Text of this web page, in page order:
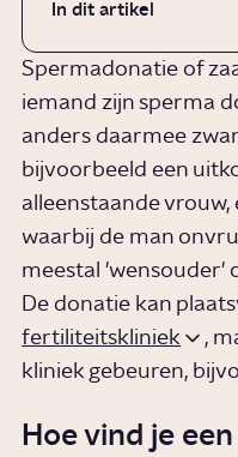
In dit artikel
Spermadonatie of
iemand zijn sperma
anders daarmee
bijvoorbeeld een
alleenstaande vrouw,
waarbij de man
meestal 'wensouder'
De donatie kan
fertiliteitskliniek
,
kliniek gebeuren,
Hoe vind je